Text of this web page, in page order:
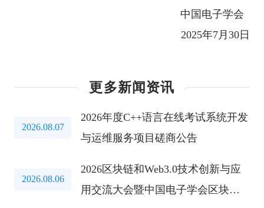
中国电子学会
2025年7月30日
更多新闻资讯
2026.08.07
2026年度C++语言在线考试系统开发
与运维服务项目磋商公告
2026.08.06
2026区块链和Web3.0技术创新与应
用交流大会暨中国电子学会区块链